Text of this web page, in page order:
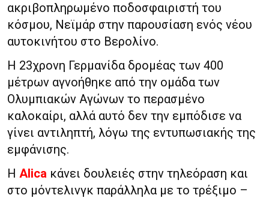
ακριβοπληρωμένο ποδοσφαιριστή του
κόσμου, Νεϊμάρ στην παρουσίαση ενός νέου
αυτοκινήτου στο Βερολίνο.
Η 23χρονη Γερμανίδα δρομέας των 400
μέτρων αγνοήθηκε από την ομάδα των
Ολυμπιακών Αγώνων το περασμένο
καλοκαίρι, αλλά αυτό δεν την εμπόδισε να
γίνει αντιληπτή, λόγω της εντυπωσιακής της
εμφάνισης.
Η Alica κάνει δουλειές στην τηλεόραση και
στο μόντελινγκ παράλληλα με το τρέξιμο –